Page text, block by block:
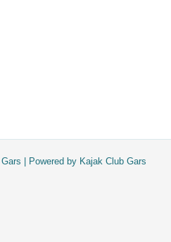
| Powered by Kajak Club Gars